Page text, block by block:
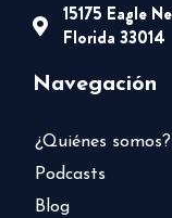
15175 Eagle
Florida 33014
Navegación
¿Quiénes somos?
Podcasts
Blog